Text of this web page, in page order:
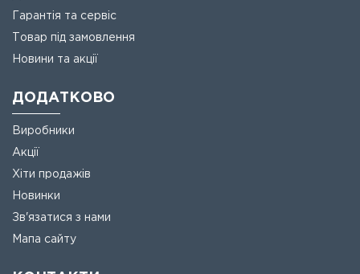
Гарантія та сервіс
Товар під замовлення
Новини та акції
ДОДАТКОВО
Виробники
Акції
Хіти продажів
Новинки
Зв'язатися з нами
Мапа сайту